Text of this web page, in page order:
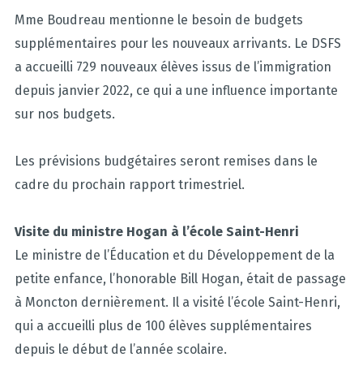
Mme Boudreau mentionne le besoin de budgets
supplémentaires pour les nouveaux arrivants. Le DSFS
a accueilli 729 nouveaux élèves issus de l’immigration
depuis janvier 2022, ce qui a une influence importante
sur nos budgets.
Les prévisions budgétaires seront remises dans le
cadre du prochain rapport trimestriel.
Visite du ministre Hogan à l’école Saint-Henri
Le ministre de l’Éducation et du Développement de la
petite enfance, l’honorable Bill Hogan, était de passage
à Moncton dernièrement. Il a visité l’école Saint-Henri,
qui a accueilli plus de 100 élèves supplémentaires
depuis le début de l’année scolaire.